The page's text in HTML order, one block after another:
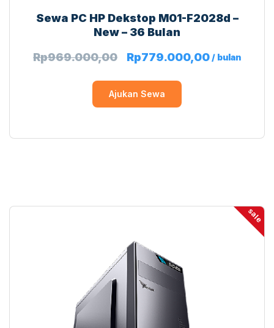
Sewa PC HP Dekstop M01-F2028d –
New – 36 Bulan
Rp969.000,00 Rp779.000,00 / bulan
Ajukan Sewa
sale